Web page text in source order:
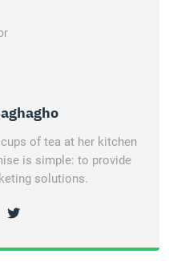
of tea at her kitchen
is simple: to provide
solutions.